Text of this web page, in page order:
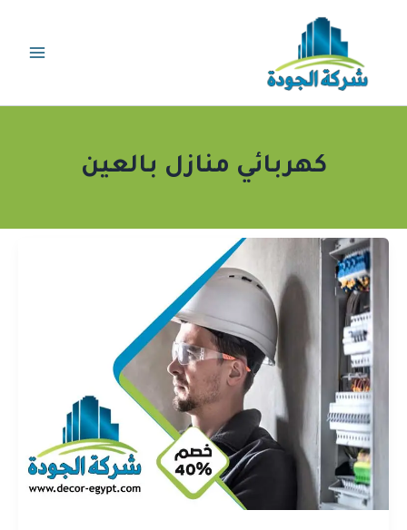
كهربائي منازل بالعين